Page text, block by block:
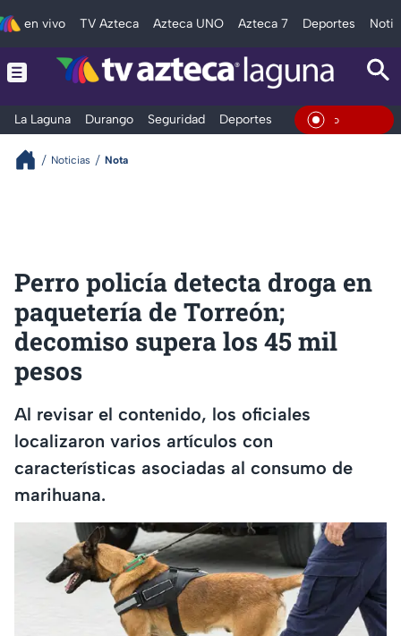
en vivo TV Azteca Azteca UNO Azteca 7 Deportes
La Laguna Durango Seguridad Deportes EntretenimientoEn Vivo
Noticias Nota
Perro policía detecta droga en
paquetería de Torreón;
decomiso supera los 45 mil
pesos
Al revisar el contenido, los oficiales
localizaron varios artículos con
características asociadas al consumo de
marihuana.